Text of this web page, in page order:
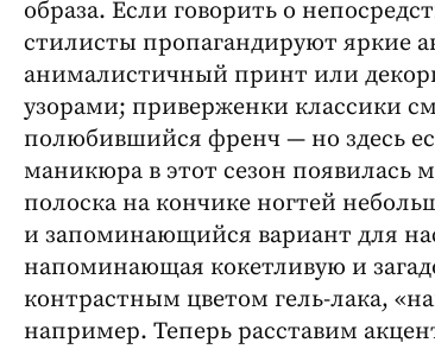
образа. Если говорить о
стилисты пропагандируют яркие
анималистичный принт или
узорами; приверженки классики
полюбившийся френч — но здесь
маникюра в этот сезон появилась
полоска на кончике ногтей
и запоминающийся вариант для
напоминающая кокетливую и
контрастным цветом гель-лака,
например. Теперь расставим